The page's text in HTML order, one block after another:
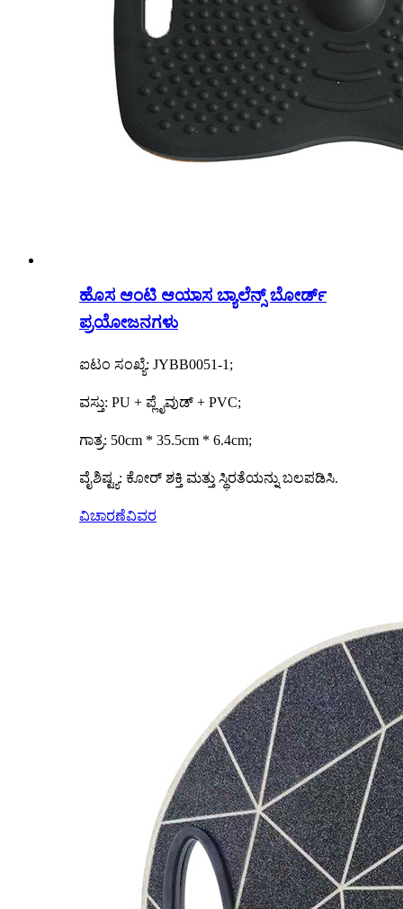
ಹೊಸ ಆಂಟಿ ಆಯಾಸ ಬ್ಯಾಲೆನ್ಸ್ ಬೋರ್ಡ್
ಪ್ರಯೋಜನಗಳು
ಐಟಂ ಸಂಖ್ಯೆ: JYBB0051-1;
ವಸ್ತು: PU + ಪ್ಲೈವುಡ್ + PVC;
ಗಾತ್ರ: 50cm * 35.5cm * 6.4cm;
ವೈಶಿಷ್ಟ್ಯ: ಕೋರ್ ಶಕ್ತಿ ಮತ್ತು ಸ್ಥಿರತೆಯನ್ನು ಬಲಪಡಿಸಿ.
ವಿಚಾರಣೆವಿವರ